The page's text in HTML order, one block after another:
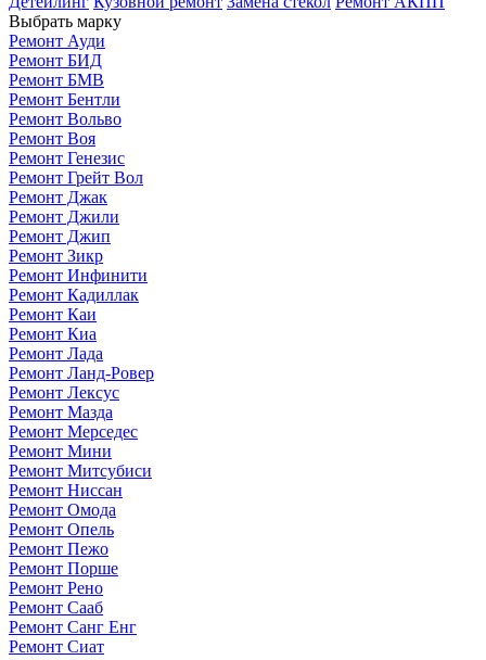
Выбрать марку
Ремонт Ауди
Ремонт БИД
Ремонт БМВ
Ремонт Бентли
Ремонт Вольво
Ремонт Воя
Ремонт Генезис
Ремонт Грейт Вол
Ремонт Джак
Ремонт Джили
Ремонт Джип
Ремонт Зикр
Ремонт Инфинити
Ремонт Кадиллак
Ремонт Каи
Ремонт Киа
Ремонт Лада
Ремонт Ланд-Ровер
Ремонт Лексус
Ремонт Мазда
Ремонт Мерседес
Ремонт Мини
Ремонт Митсубиси
Ремонт Ниссан
Ремонт Омода
Ремонт Опель
Ремонт Пежо
Ремонт Порше
Ремонт Рено
Ремонт Сааб
Ремонт Санг Енг
Ремонт Сиат